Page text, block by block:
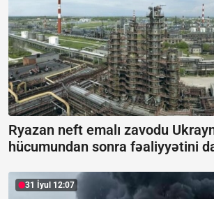
Ryazan neft emalı zavodu
hücumundan sonra fəaliyyətini
31 İyul 12:07